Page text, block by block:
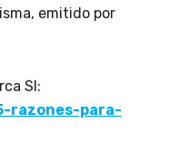
emitido por
SI:
razones-para-